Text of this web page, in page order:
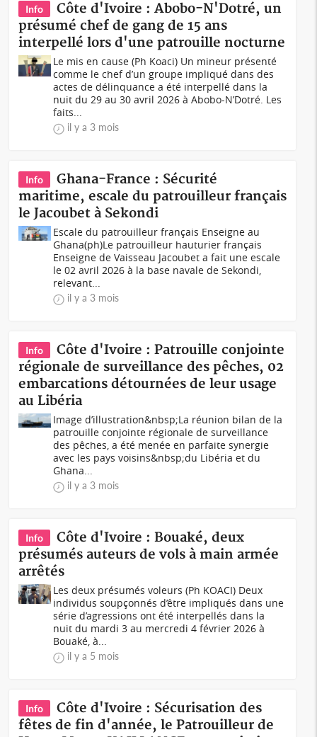
Info
Côte d'Ivoire : Abobo-N'Dotré, un
présumé chef de gang de 15 ans
interpellé lors d'une patrouille nocturne
Le mis en cause (Ph Koaci) Un mineur présenté
comme le chef d’un groupe impliqué dans des
actes de délinquance a été interpellé dans la
nuit du 29 au 30 avril 2026 à Abobo-N’Dotré. Les
faits...
il y a 3 mois
Info
Ghana-France : Sécurité
maritime, escale du patrouilleur français
le Jacoubet à Sekondi
Escale du patrouilleur français Enseigne au
Ghana(ph)Le patrouilleur hauturier français
Enseigne de Vaisseau Jacoubet a fait une escale
le 02 avril 2026 à la base navale de Sekondi,
relevant...
il y a 3 mois
Info
Côte d'Ivoire : Patrouille conjointe
régionale de surveillance des pêches, 02
embarcations détournées de leur usage
au Libéria
Image d’illustration&nbsp;La réunion bilan de la
patrouille conjointe régionale de surveillance
des pêches, a été menée en parfaite synergie
avec les pays voisins&nbsp;du Libéria et du
Ghana...
il y a 3 mois
Info
Côte d'Ivoire : Bouaké, deux
présumés auteurs de vols à main armée
arrêtés
Les deux présumés voleurs (Ph KOACI) Deux
individus soupçonnés d’être impliqués dans une
série d’agressions ont été interpellés dans la
nuit du mardi 3 au mercredi 4 février 2026 à
Bouaké, à...
il y a 5 mois
Info
Côte d'Ivoire : Sécurisation des
fêtes de fin d'année, le Patrouilleur de